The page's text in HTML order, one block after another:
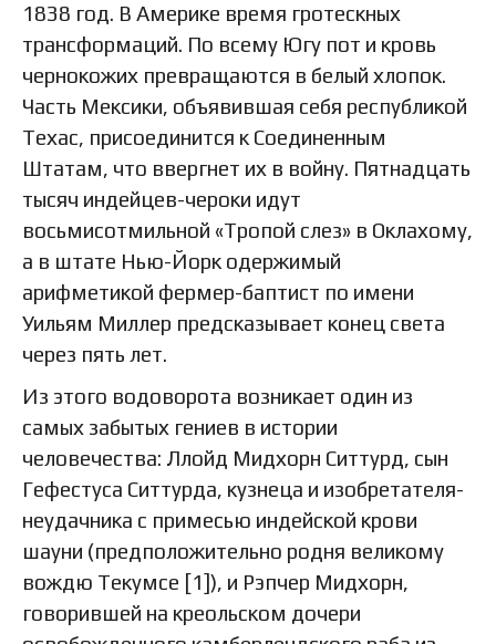
1838 год. В Америке время гротескных
трансформаций. По всему Югу пот и кровь
чернокожих превращаются в белый хлопок.
Часть Мексики, объявившая себя республикой
Техас, присоединится к Соединенным
Штатам, что ввергнет их в войну. Пятнадцать
тысяч индейцев-чероки идут
восьмисотмильной «Тропой слез» в Оклахому,
а в штате Нью-Йорк одержимый
арифметикой фермер-баптист по имени
Уильям Миллер предсказывает конец света
через пять лет.
Из этого водоворота возникает один из
самых забытых гениев в истории
человечества: Ллойд Мидхорн Ситтурд, сын
Гефестуса Ситтурда, кузнеца и изобретателя-
неудачника с примесью индейской крови
шауни (предположительно родня великому
вождю Текумсе [1]), и Рэпчер Мидхорн,
говорившей на креольском дочери